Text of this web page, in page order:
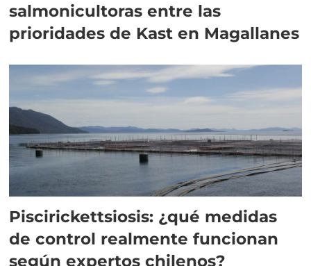
salmonicultoras entre las
prioridades de Kast en Magallanes
Piscirickettsiosis: ¿qué medidas
de control realmente funcionan
según expertos chilenos?